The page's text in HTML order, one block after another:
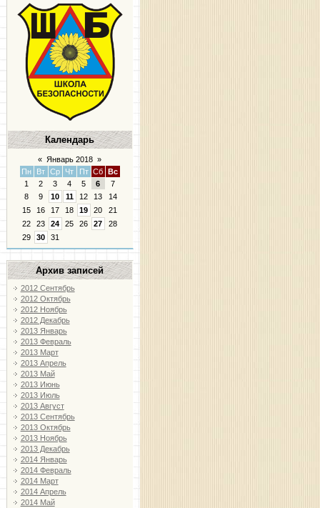
Календарь
« Январь 2018 »
Пн
Вт Ср Чт Пт Сб
Вс
1
2 3 4 5 6
7
8
9 10 11 12 13
14
15
16 17 18 19 20
21
22
23 24 25 26 27
28
29
30 31
Архив записей
2012 Сентябрь
2012 Октябрь
2012 Ноябрь
2012 Декабрь
2013 Январь
2013 Февраль
2013 Март
2013 Апрель
2013 Май
2013 Июнь
2013 Июль
2013 Август
2013 Сентябрь
2013 Октябрь
2013 Ноябрь
2013 Декабрь
2014 Январь
2014 Февраль
2014 Март
2014 Апрель
2014 Май